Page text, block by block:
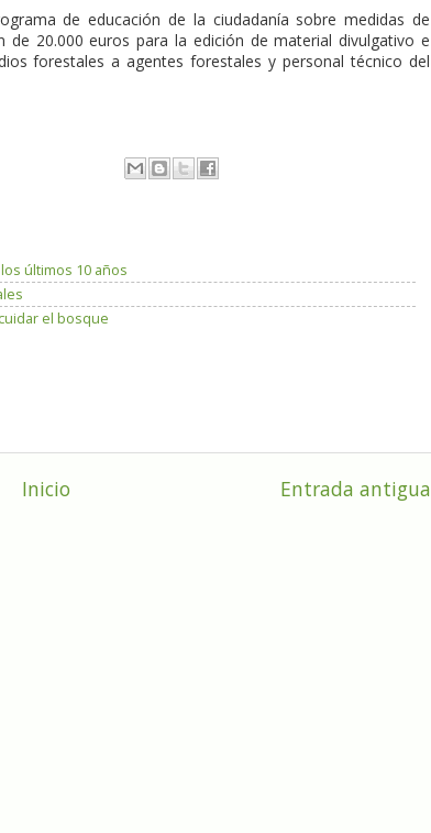
de educación de la ciudadanía sobre medidas de
20.000 euros para la edición de material divulgativo e
forestales a agentes forestales y personal técnico del
últimos 10 años
el bosque
Entrada antigua
Inicio